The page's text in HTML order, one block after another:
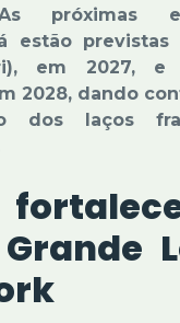
As próximas
estão previstas
em 2027, e
2028, dando
dos laços